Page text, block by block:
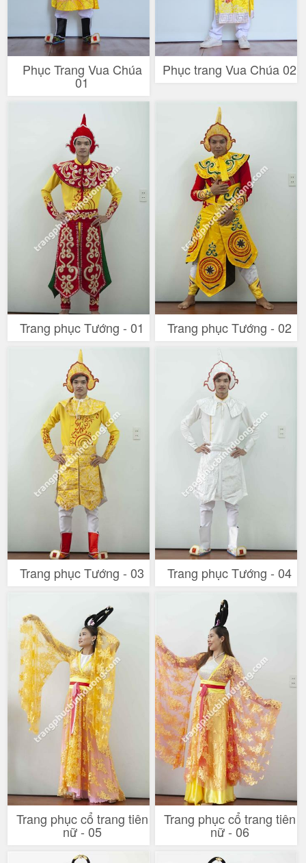
Phục Trang Vua Chúa
01
Phục trang Vua Chúa 02
Trang phục Tướng - 01 Trang phục Tướng - 02
Trang phục Tướng - 03 Trang phục Tướng - 04
Trang phục cổ trang tiên
nữ - 05
Trang phục cổ trang tiên
nữ - 06